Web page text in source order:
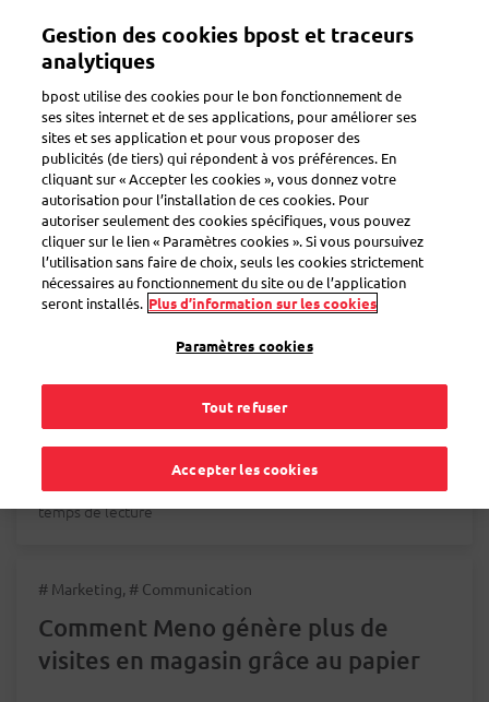
contenu
Toggle navigation
Vos filtres
# Marketing, # Communication
Quand le papier se transforme en or
13 février 2026-
3 Minutes
temps de lecture
# Marketing, # Communication
Comment Meno génère plus de
visites en magasin grâce au papier
Gestion des cookies bpost et traceurs
analytiques
bpost utilise des cookies pour le bon fonctionnement de
ses sites internet et de ses applications, pour améliorer ses
sites et ses application et pour vous proposer des
publicités (de tiers) qui répondent à vos préférences. En
cliquant sur « Accepter les cookies », vous donnez votre
autorisation pour l’installation de ces cookies. Pour
autoriser seulement des cookies spécifiques, vous pouvez
cliquer sur le lien « Paramètres cookies ». Si vous poursuivez
l’utilisation sans faire de choix, seuls les cookies strictement
nécessaires au fonctionnement du site ou de l’application
seront installés. Plus d’information sur les cookies
Paramètres cookies
Tout refuser
Accepter les cookies